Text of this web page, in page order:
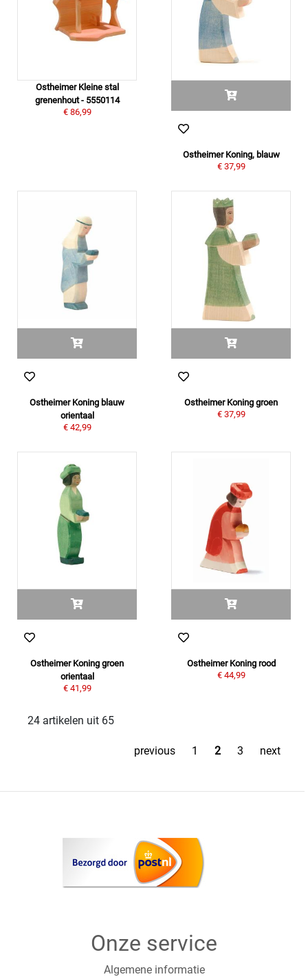
Ostheimer Kleine stal
grenenhout - 5550114
€ 86,99
Ostheimer Koning, blauw
€ 37,99
Ostheimer Koning blauw
orientaal
€ 42,99
Ostheimer Koning groen
€ 37,99
Ostheimer Koning groen
orientaal
€ 41,99
Ostheimer Koning rood
€ 44,99
24 artikelen uit 65
previous 1 2 3 next
Onze service
Algemene informatie